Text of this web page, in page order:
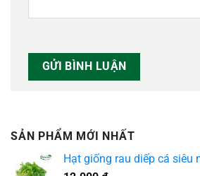
SẢN PHẨM MỚI NHẤT
Hạt giống rau diếp cá siêu